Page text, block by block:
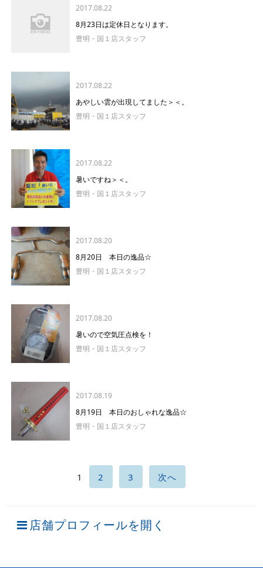
2017.08.22
8月23日は定休日となります。
豊明・国１店スタッフ
2017.08.22
あやしい雲が出現してました＞＜。
豊明・国１店スタッフ
2017.08.22
暑いですね＞＜。
豊明・国１店スタッフ
2017.08.20
8月20日 本日の逸品☆
豊明・国１店スタッフ
2017.08.20
暑いので空気圧点検を！
豊明・国１店スタッフ
2017.08.19
8月19日 本日のおしゃれな逸品☆
豊明・国１店スタッフ
1 2 3 次へ
店舗プロフィールを開く